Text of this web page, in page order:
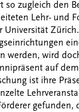
so zugleich den
Lehr- und
Universität
werden, wird
auf
ist ihre